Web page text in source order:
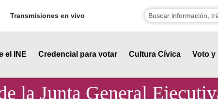
Transmisiones en vivo
el INE Credencial para votar Cultura Cívica Voto y
la Junta General